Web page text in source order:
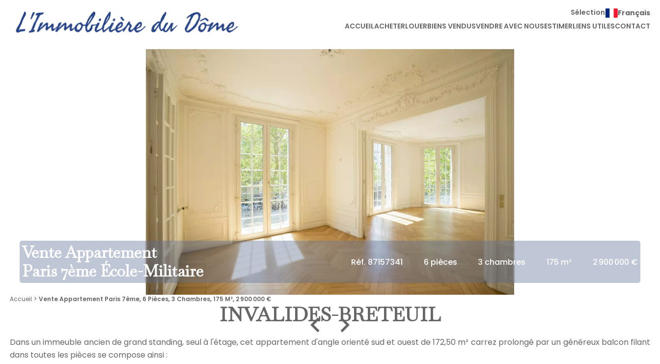
Sélection
Français
ACCUEILACHETERLOUERBIENS VENDUSVENDRE AVEC NOUSESTIMERLIENS UTILESCONTACT
Vente Appartement
Paris 7ème École-Militaire
Réf. 87157341 6 pièces 3 chambres 175 m² 2 900 000 €
Accueil Vente Appartement Paris 7ème, 6 Pièces, 3 Chambres, 175 M², 2 900 000 €
INVALIDES-BRETEUIL
Dans un immeuble ancien de grand standing, seul à l'étage, cet appartement d'angle orienté sud et ouest de 172,50 m² carrez prolongé par un généreux balcon filant
dans toutes les pièces se compose ainsi :